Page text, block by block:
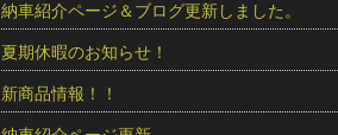
納車紹介ページ＆ブログ更新しました。
夏期休暇のお知らせ！
新商品情報！！